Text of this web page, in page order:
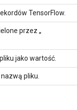
TensorFlow.
przez „
jako wartość.
pliku.